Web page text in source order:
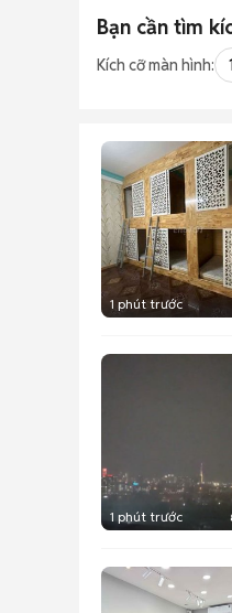
Bạn cần tìm
Kích cỡ màn hình:
1 phút trước
1 phút trước